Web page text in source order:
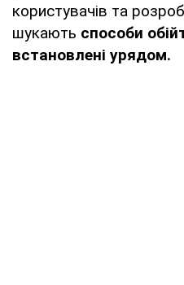
користувачів та
шукають способи
встановлені урядом.